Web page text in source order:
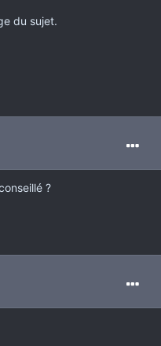
du sujet.
?